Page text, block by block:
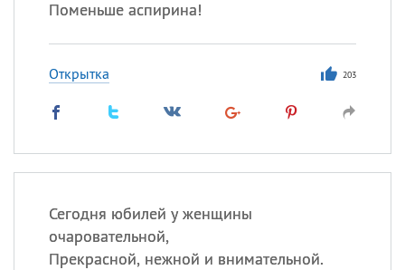
Поменьше аспирина!
Открытка 203
Сегодня юбилей у женщины
очаровательной,
Прекрасной, нежной и внимательной.
Посмотреть значениеи
происхождение